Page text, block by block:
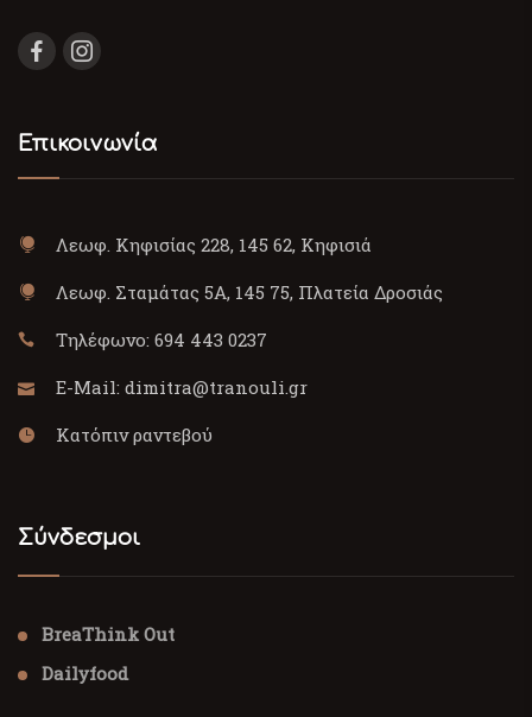
Επικοινωνία
Λεωφ. Κηφισίας 228, 145 62, Κηφισιά
Λεωφ. Σταμάτας 5Α, 145 75, Πλατεία Δροσιάς
Τηλέφωνο: 694 443 0237
E-Mail: dimitra@tranouli.gr
Κατόπιν ραντεβού
Σύνδεσμοι
BreaThink Out
Dailyfood